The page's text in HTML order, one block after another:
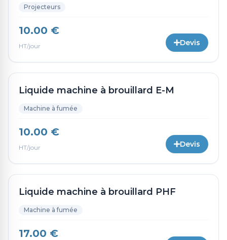
Projecteurs
10.00 €
HT/jour Devis
Liquide machine à brouillard E-M
Machine à fumée
10.00 €
HT/jour Devis
Liquide machine à brouillard PHF
Machine à fumée
17.00 €